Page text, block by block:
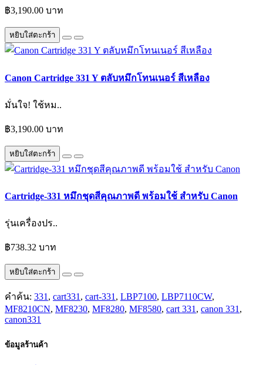
฿3,190.00 บาท
หยิบใส่ตะกร้า
Canon Cartridge 331 Y ตลับหมึกโทนเนอร์ สีเหลือง
มั่นใจ! ใช้หม..
฿3,190.00 บาท
หยิบใส่ตะกร้า
Cartridge-331 หมึกชุดสีคุณภาพดี พร้อมใช้ สำหรับ Canon
รุ่นเครื่องปร..
฿738.32 บาท
หยิบใส่ตะกร้า
คำค้น: 331, cart331, cart-331, LBP7100, LBP7110CW,
MF8210CN, MF8230, MF8280, MF8580, cart 331, canon 331,
canon331
ข้อมูลร้านค้า